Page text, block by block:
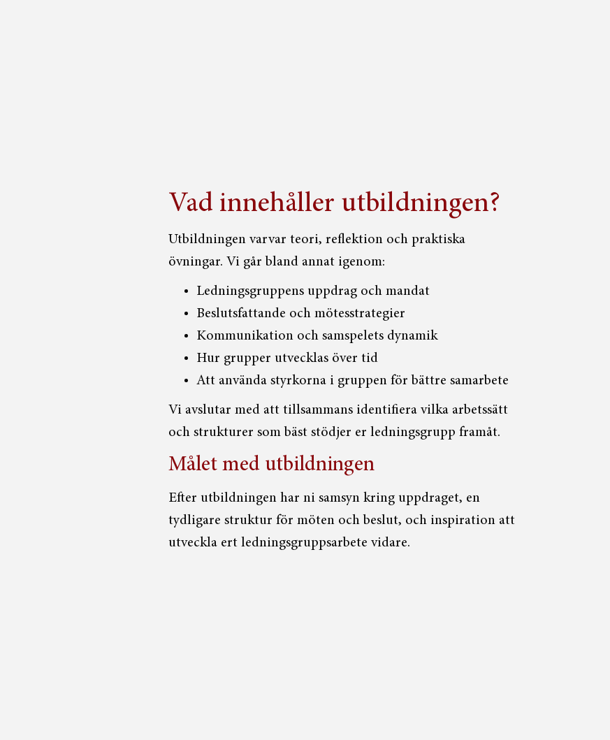
Vad innehåller utbildningen?
Utbildningen varvar teori, reflektion och praktiska
övningar. Vi går bland annat igenom:
Ledningsgruppens uppdrag och mandat
Beslutsfattande och mötesstrategier
Kommunikation och samspelets dynamik
Hur grupper utvecklas över tid
Att använda styrkorna i gruppen för bättre samarbete
Vi avslutar med att tillsammans identifiera vilka arbetssätt
och strukturer som bäst stödjer er ledningsgrupp framåt.
Målet med utbildningen
Efter utbildningen har ni samsyn kring uppdraget, en
tydligare struktur för möten och beslut, och inspiration att
utveckla ert ledningsgruppsarbete vidare.